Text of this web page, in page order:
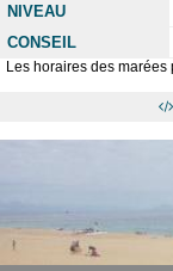
NIVEAU
CONSEIL
Les horaires des